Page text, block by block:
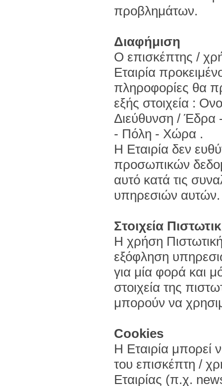
προβλημάτων.
Διαφήμιση
Ο επισκέπτης /
Εταιρία
πληροφορίες θα
εξής στοιχεία :
Διεύθυνση /
- Πόλη - Χώρα .
Η Εταιρία δεν
προσωπικών
αυτό κατά τις
υπηρεσιών αυτών.
Στοιχεία
Η χρήση
εξόφληση
για μία φορά και
στοιχεία της
μπορούν να
Cookies
Η Εταιρία μπορεί
του επισκέπτη /
Εταιρίας (π.χ.